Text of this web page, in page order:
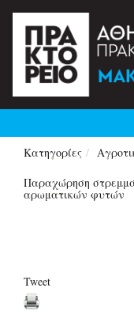
Κατηγορίες
Παραχώρηση
αρωματικών φυτών
Tweet